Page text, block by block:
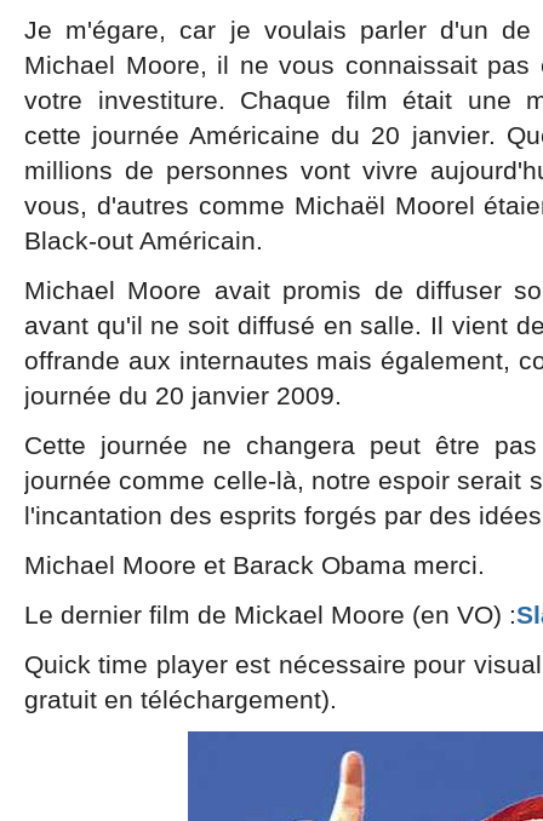
Je m'égare, car je voulais parler d'un de
Michael Moore, il ne vous connaissait
votre investiture. Chaque film était une
cette journée Américaine du 20 janvier.
millions de personnes vont vivre
vous, d'autres comme Michaël Moorel
Black-out Américain.
Michael Moore avait promis de diffuser
avant qu'il ne soit diffusé en salle. Il vient
offrande aux internautes mais également,
journée du 20 janvier 2009.
Cette journée ne changera peut être
journée comme celle-là, notre espoir serait
l'incantation des esprits forgés par des
Michael Moore et Barack Obama merci.
Le dernier film de Mickael Moore (en VO) :
Quick time player est nécessaire pour
gratuit en téléchargement).